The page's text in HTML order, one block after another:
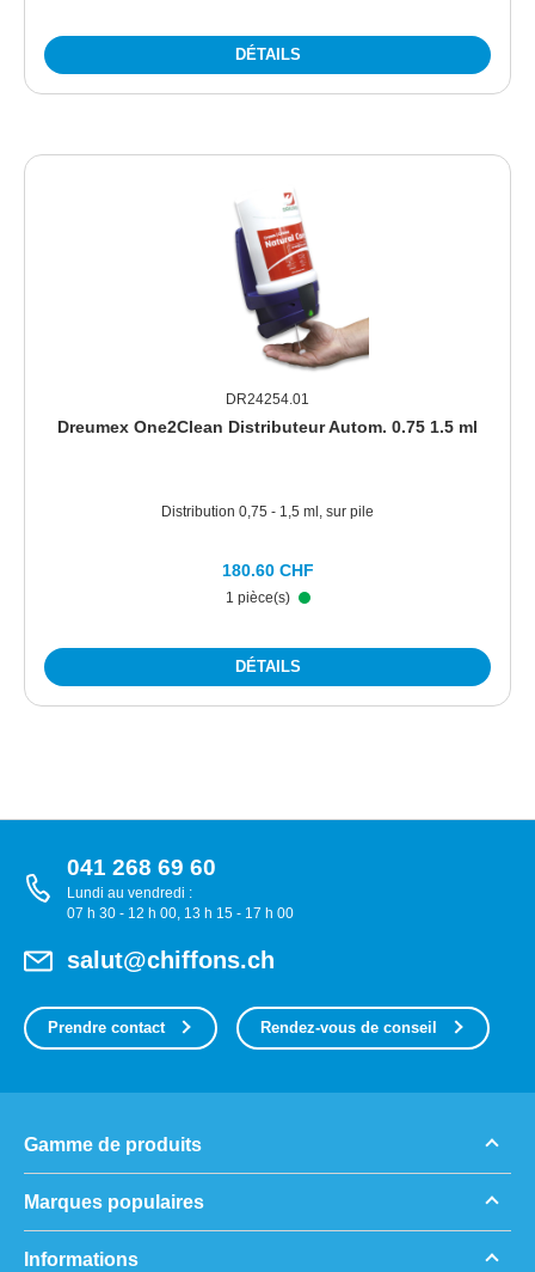
DÉTAILS
DR24254.01
Dreumex One2Clean Distributeur Autom. 0.75 1.5 ml
Distribution 0,75 - 1,5 ml, sur pile
1 pièce(s)
180.60 CHF
DÉTAILS
041 268 69 60
Lundi au vendredi :
07 h 30 - 12 h 00, 13 h 15 - 17 h 00
salut@chiffons.ch
Prendre contact Rendez-vous de conseil
Gamme de produits
Marques populaires
Informations